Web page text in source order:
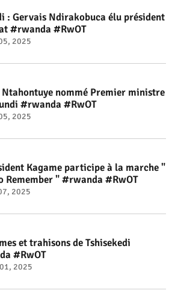
: Gervais Ndirakobuca élu président
#rwanda #RwOT
2025
nommé Premier ministre
#rwanda #RwOT
2025
Kagame participe à la marche "
Remember " #rwanda #RwOT
2025
et trahisons de Tshisekedi
#RwOT
2025